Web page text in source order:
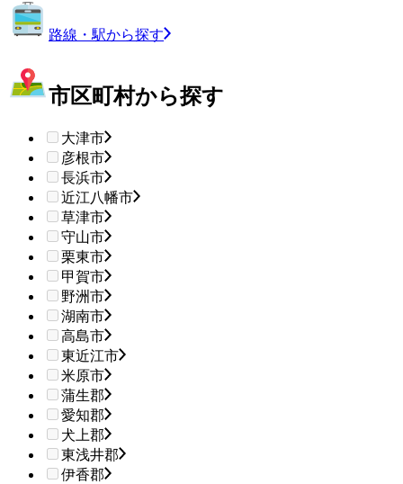
路線・駅から探す
市区町村から探す
大津市
彦根市
長浜市
近江八幡市
草津市
守山市
栗東市
甲賀市
野洲市
湖南市
高島市
東近江市
米原市
蒲生郡
愛知郡
犬上郡
東浅井郡
伊香郡